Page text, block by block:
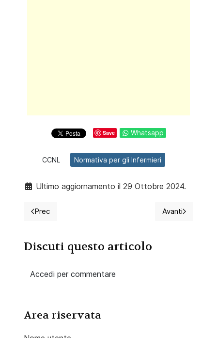
Save Whatsapp
CCNL Normativa per gli Infermieri
Ultimo aggiornamento il 29 Ottobre 2024.
Articolo precedente: CCNL ANASTE
Prec Articolo
Avanti
Discuti questo articolo
Accedi per commentare
Area riservata